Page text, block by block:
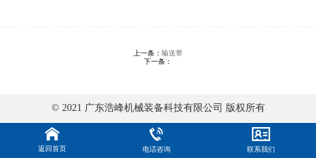
上一条： 输送带
下一条：
© 2021 广东浩峰机械装备科技有限公司 版权所有
返回首页 电话咨询 联系我们